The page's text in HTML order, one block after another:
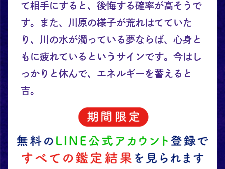
て相手にすると、後悔する確率が高そうで
す。また、川原の様子が荒れはてていた
り、川の水が濁っている夢ならば、心身と
もに疲れているというサインです。今はし
っかりと休んで、エネルギーを蓄えると
吉。